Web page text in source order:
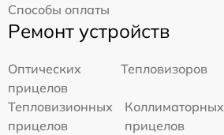
Способы оплаты
Ремонт устройств
Оптических
прицелов
Тепловизоров
Тепловизионных
прицелов
Коллиматорных
прицелов